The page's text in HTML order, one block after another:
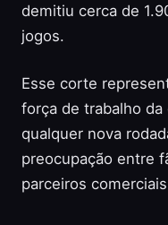
demitiu cerca de
jogos.
Esse corte
força de trabalho
qualquer nova
preocupação entre
parceiros